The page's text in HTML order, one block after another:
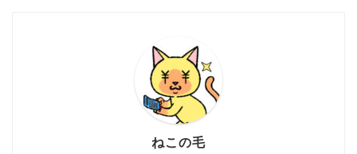
ねこの毛